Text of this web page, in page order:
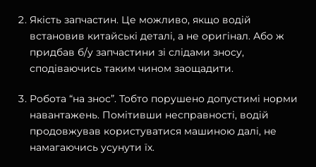
Якість запчастин. Це можливо, якщо водій
встановив китайські деталі, а не оригінал. Або ж
придбав б/у запчастини зі слідами зносу,
сподіваючись таким чином заощадити.
Робота “на знос”. Тобто порушено допустимі норми
навантажень. Помітивши несправності, водій
продовжував користуватися машиною далі, не
намагаючись усунути їх.